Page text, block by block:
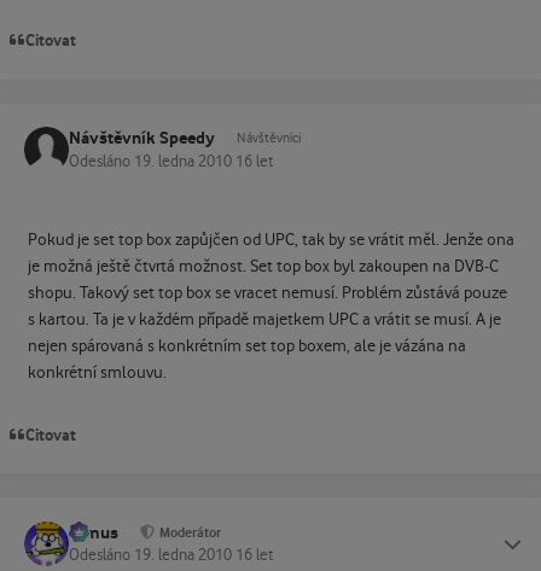
Citovat
Návštěvník Speedy Návštěvníci
Odesláno 19. ledna 2010 16 let
Pokud je set top box zapůjčen od UPC, tak by se vrátit měl. Jenže ona
je možná ještě čtvrtá možnost. Set top box byl zakoupen na DVB-C
shopu. Takový set top box se vracet nemusí. Problém zůstává pouze
s kartou. Ta je v každém případě majetkem UPC a vrátit se musí. A je
nejen spárovaná s konkrétním set top boxem, ale je vázána na
konkrétní smlouvu.
Citovat
tomus Moderátor
Odesláno 19. ledna 2010 16 let